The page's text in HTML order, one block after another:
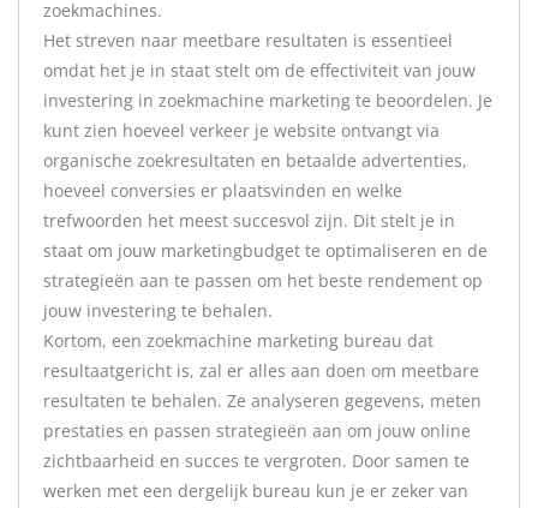
zoekmachines.
Het streven naar meetbare resultaten is essentieel
omdat het je in staat stelt om de effectiviteit van jouw
investering in zoekmachine marketing te beoordelen. Je
kunt zien hoeveel verkeer je website ontvangt via
organische zoekresultaten en betaalde advertenties,
hoeveel conversies er plaatsvinden en welke
trefwoorden het meest succesvol zijn. Dit stelt je in
staat om jouw marketingbudget te optimaliseren en de
strategieën aan te passen om het beste rendement op
jouw investering te behalen.
Kortom, een zoekmachine marketing bureau dat
resultaatgericht is, zal er alles aan doen om meetbare
resultaten te behalen. Ze analyseren gegevens, meten
prestaties en passen strategieën aan om jouw online
zichtbaarheid en succes te vergroten. Door samen te
werken met een dergelijk bureau kun je er zeker van